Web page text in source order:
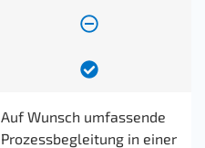
Auf Wunsch umfassende
Prozessbegleitung in einer